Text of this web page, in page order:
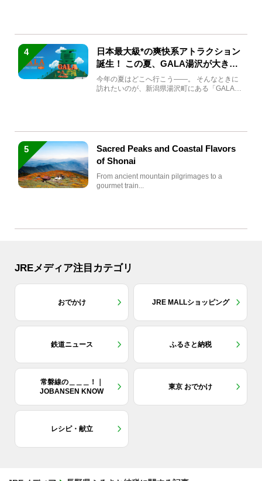
4
日本最大級*の爽快系アトラクション
誕生！ この夏、GALA湯沢が大きく
生まれ変わる
今年の夏はどこへ行こう――。 そんなときに
訪れたいのが、新潟県湯沢町にある「GALA湯
5
Sacred Peaks and Coastal Flavors
of Shonai
From ancient mountain pilgrimages to a
gourmet train...
JREメディア注目カテゴリ
おでかけ JRE MALLショッピング
鉄道ニュース ふるさと納税
常磐線の＿＿＿！｜
JOBANSEN KNOW
東京 おでかけ
レシピ・献立